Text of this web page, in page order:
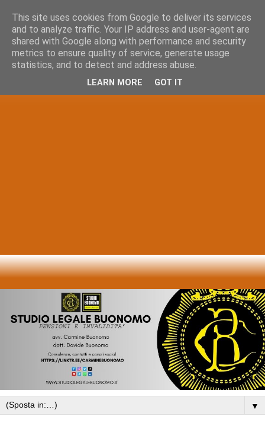
▼
This site uses cookies from Google to deliver its services
and to analyze traffic. Your IP address and user-agent are
shared with Google along with performance and security
metrics to ensure quality of service, generate usage
statistics, and to detect and address abuse.
LEARN MORE GOT IT